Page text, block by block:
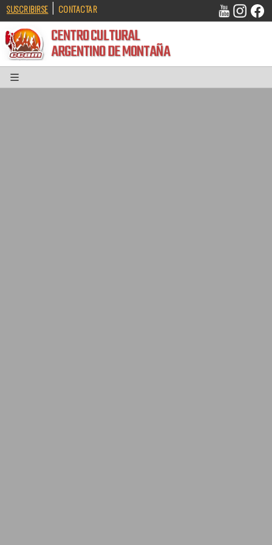
SUSCRIBIRSE | CONTACTAR
CENTRO CULTURAL
ARGENTINO DE MONTAÑA